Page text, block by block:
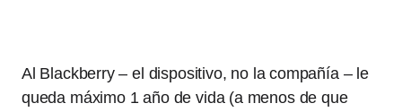
Al Blackberry – el dispositivo, no la compañía – le
queda máximo 1 año de vida (a menos de que